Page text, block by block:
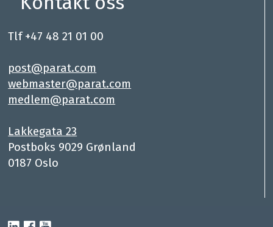
Tlf +47 48 21 01 00
post@parat.com
webmaster@parat.com
medlem@parat.com
Lakkegata 23
Postboks 9029 Grønland
0187 Oslo